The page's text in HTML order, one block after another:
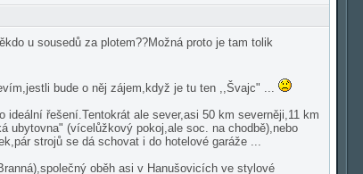
u sousedů za plotem??Možná proto je tam tolik
bude o něj zájem,když je tu ten ,,Švajc" ...
řešení.Tentokrát ale sever,asi 50 km severněji,11 km
ubytovna" (vícelůžkový pokoj,ale soc. na chodbě),nebo
strojů se dá schovat i do hotelové garáže ...
oběh asi v Hanušovicích ve stylové